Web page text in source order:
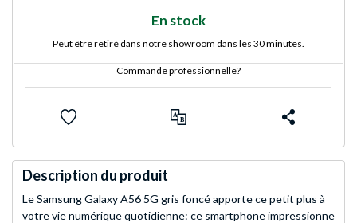
En stock
Peut être retiré dans notre showroom dans les 30 minutes.
Commande professionnelle?
Description du produit
Le Samsung Galaxy A56 5G gris foncé apporte ce petit plus à
votre vie numérique quotidienne: ce smartphone impressionne